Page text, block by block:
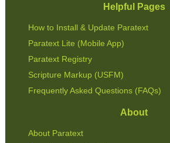
Helpful Pages
How to Install & Update Paratext
Paratext Lite (Mobile App)
Paratext Registry
Scripture Markup (USFM)
Frequently Asked Questions (FAQs)
About
About Paratext